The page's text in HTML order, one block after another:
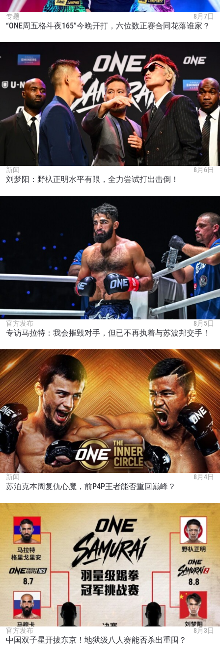
专题 8月7日
“ONE周五格斗夜165”今晚开打，六位数正赛合同花落谁家？
新闻 8月6日
刘梦阳：野杁正明水平有限，全力尝试打出击倒！
官方发布 8月5日
专访马拉特：我会摧毁对手，但已不再执着与苏波邦交手！
新闻 8月4日
苏泊克本周复仇心魔，前P4P王者能否重回巅峰？
官方发布 8月3日
中国双子星开拔东京！地狱级八人赛能否杀出重围？